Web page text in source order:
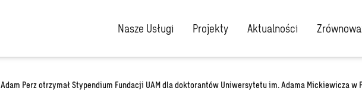
Nasze Usługi Projekty Aktualności
Adam Perz otrzymał Stypendium Fundacji UAM dla doktorantów Uniwersytetu im. Adama Mickiewicza w